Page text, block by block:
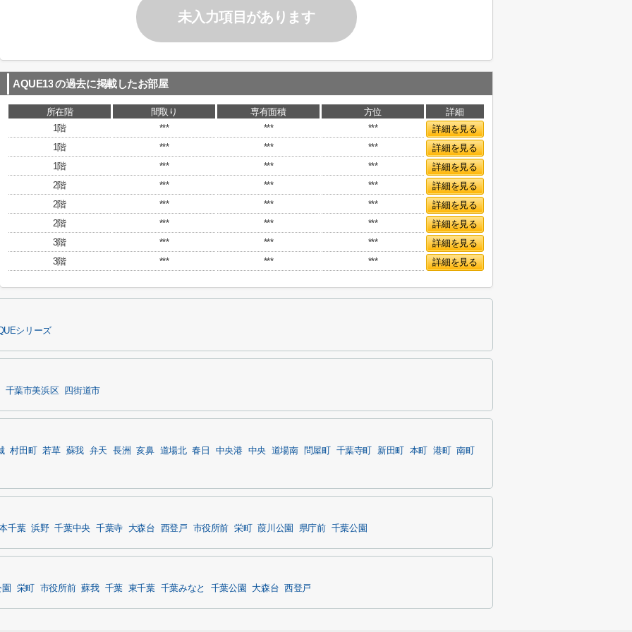
未入力項目があります
AQUE13 の過去に掲載したお部屋
所在階 間取り 専有面積 方位
詳細
1階
*** *** ***
詳細を見る
1階
*** *** ***
詳細を見る
1階
*** *** ***
詳細を見る
2階
*** *** ***
詳細を見る
2階
*** *** ***
詳細を見る
2階
*** *** ***
詳細を見る
3階
*** *** ***
詳細を見る
3階
*** *** *** 詳細を見る
シリーズ
千葉市美浜区 四街道市
村田町 若草 蘇我 弁天 長洲 亥鼻 道場北 春日 中央港 中央 道場南 問屋町 千葉寺町 新田町 本町 港町
南町
千葉 浜野 千葉中央 千葉寺 大森台 西登戸 市役所前 栄町 葭川公園 県庁前 千葉公園
栄町 市役所前 蘇我 千葉 東千葉 千葉みなと 千葉公園 大森台 西登戸